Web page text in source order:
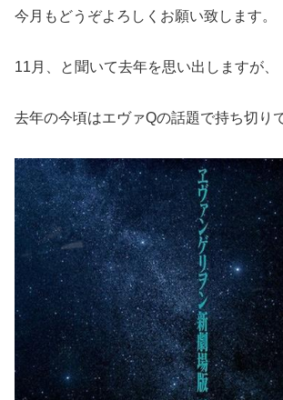
今月もどうぞよろしくお願い致します。
11月、と聞いて去年を思い出しますが、
去年の今頃はエヴァQの話題で持ち切り